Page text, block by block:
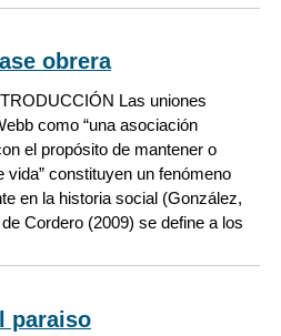
obrera
Las uniones
como “una asociación
el propósito de mantener o
constituyen un fenómeno
en la historia social (González,
Cordero (2009) se define a los
paraiso